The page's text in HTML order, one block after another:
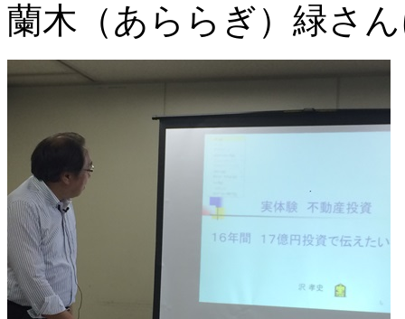
蘭木（あららぎ）緑さ